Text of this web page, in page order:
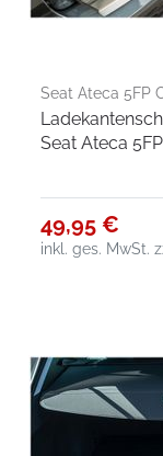
Seat Ateca 5FP
Seat Ateca
49,95 €
inkl. ges. MwSt.